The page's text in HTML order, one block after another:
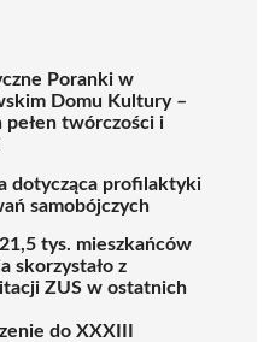
Poranki w
Domu Kultury –
pełen twórczości i
dotycząca profilaktyki
samobójczych
tys. mieszkańców
skorzystało z
ZUS w ostatnich
do XXXIII